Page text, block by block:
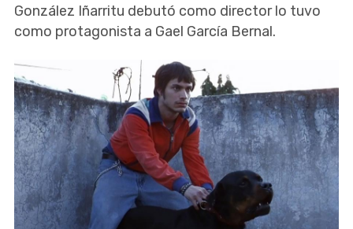
González Iñarritu debutó como director lo tuvo
como protagonista a Gael García Bernal.